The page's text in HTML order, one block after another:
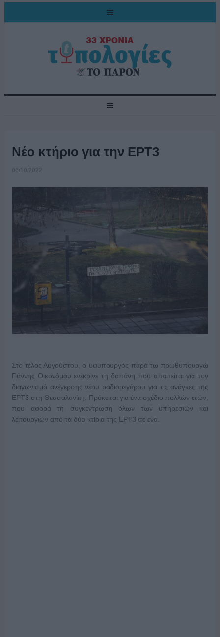
Νέο κτήριο για την ΕΡΤ3
06/10/2022
Στο τέλος Αυγούστου, ο υφυπουργός παρά τω πρωθυπουργώ
Γιάννης Οικονόμου ενέκρινε τη δαπάνη που απαιτείται για τον
διαγωνισμό ανέγερσης νέου ραδιομεγάρου για τις ανάγκες της
ΕΡΤ3 στη Θεσσαλονίκη. Πρόκειται για ένα σχέδιο πολλών ετών,
που αφορά τη συγκέντρωση όλων των υπηρεσιών και
λειτουργιών από τα δύο κτίρια της ΕΡΤ3 σε ένα.